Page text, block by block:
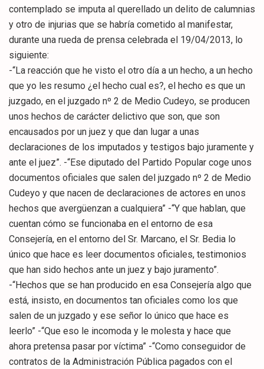
contemplado se imputa al querellado un delito de calumnias
y otro de injurias que se habría cometido al manifestar,
durante una rueda de prensa celebrada el 19/04/2013, lo
siguiente:
-“La reacción que he visto el otro día a un hecho, a un hecho
que yo les resumo ¿el hecho cual es?, el hecho es que un
juzgado, en el juzgado nº 2 de Medio Cudeyo, se producen
unos hechos de carácter delictivo que son, que son
encausados por un juez y que dan lugar a unas
declaraciones de los imputados y testigos bajo juramente y
ante el juez”. -“Ese diputado del Partido Popular coge unos
documentos oficiales que salen del juzgado nº 2 de Medio
Cudeyo y que nacen de declaraciones de actores en unos
hechos que avergüenzan a cualquiera” -“Y que hablan, que
cuentan cómo se funcionaba en el entorno de esa
Consejería, en el entorno del Sr. Marcano, el Sr. Bedia lo
único que hace es leer documentos oficiales, testimonios
que han sido hechos ante un juez y bajo juramento”.
-“Hechos que se han producido en esa Consejería algo que
está, insisto, en documentos tan oficiales como los que
salen de un juzgado y ese señor lo único que hace es
leerlo” -“Que eso le incomoda y le molesta y hace que
ahora pretensa pasar por víctima” -“Como conseguidor de
contratos de la Administración Pública pagados con el